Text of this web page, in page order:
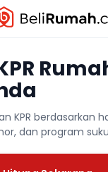
KPR berdasarkan
dan program